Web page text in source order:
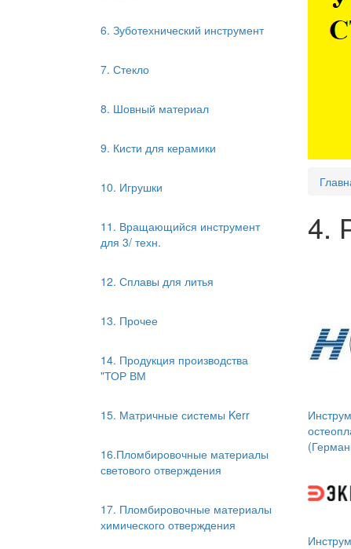
6. Зуботехнический инструмент
7. Стекло
8. Шовный материал
9. Кисти для керамики
10. Игрушки
11. Вращающийся инструмент
для 3/ техн.
12. Сплавы для литья
13. Прочее
14. Продукция производства
"ТОР ВМ
15. Матричные системы Kerr
16.Пломбировочные материалы
светового отверждения
17. Пломбировочные материалы
химического отверждения
4.